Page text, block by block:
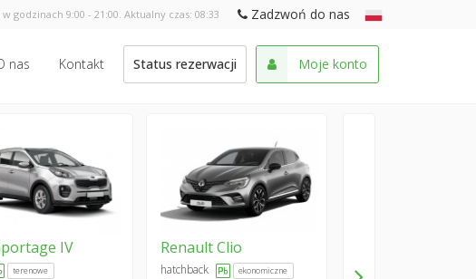
godzinach 9:00 - 21:00. Aktualny czas: 08:33 Zadzwoń do nas
nas Kontakt Status rezerwacji Moje konto
IV
terenowe
RenaultClio
hatchback ekonomiczne